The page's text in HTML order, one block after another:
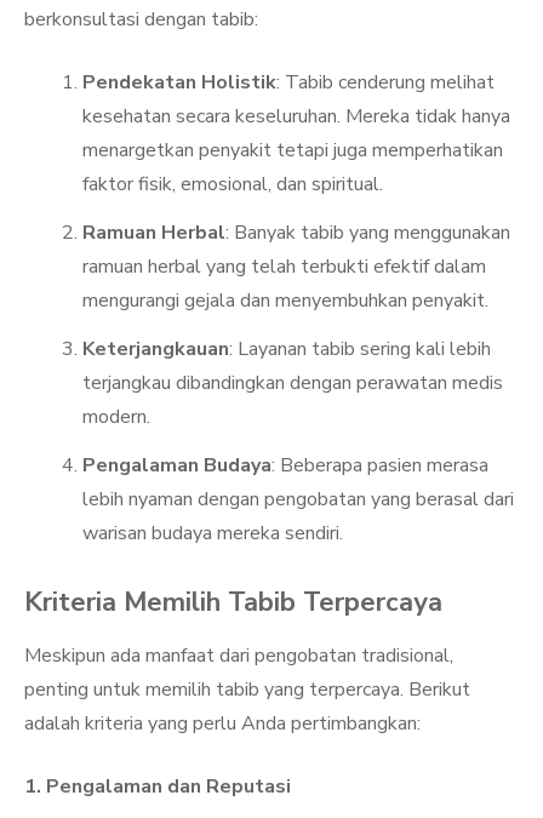
berkonsultasi dengan tabib:
Pendekatan Holistik: Tabib cenderung melihat
kesehatan secara keseluruhan. Mereka tidak hanya
menargetkan penyakit tetapi juga memperhatikan
faktor fisik, emosional, dan spiritual.
Ramuan Herbal: Banyak tabib yang menggunakan
ramuan herbal yang telah terbukti efektif dalam
mengurangi gejala dan menyembuhkan penyakit.
Keterjangkauan: Layanan tabib sering kali lebih
terjangkau dibandingkan dengan perawatan medis
modern.
Pengalaman Budaya: Beberapa pasien merasa
lebih nyaman dengan pengobatan yang berasal dari
warisan budaya mereka sendiri.
Kriteria Memilih Tabib Terpercaya
Meskipun ada manfaat dari pengobatan tradisional,
penting untuk memilih tabib yang terpercaya. Berikut
adalah kriteria yang perlu Anda pertimbangkan:
1. Pengalaman dan Reputasi